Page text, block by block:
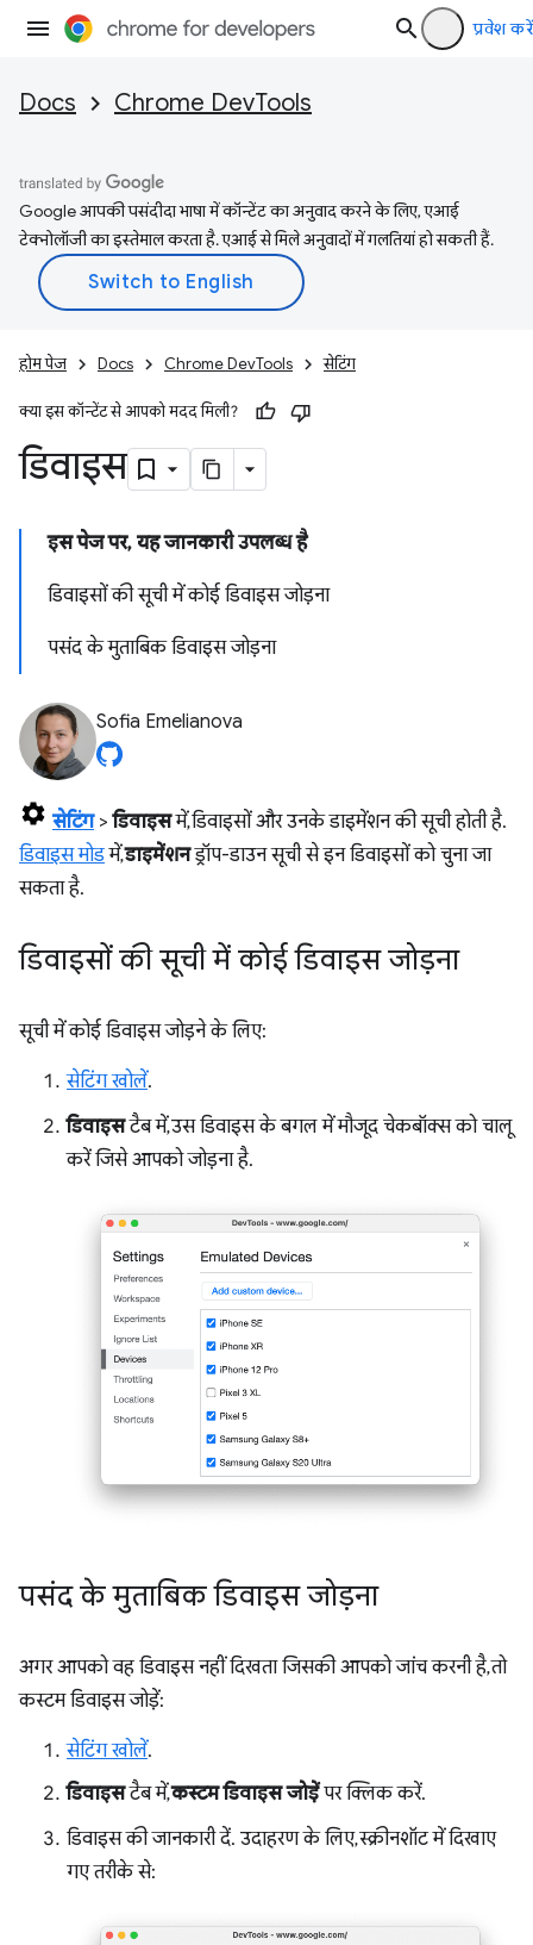
प्रवेश करें
Docs Chrome DevTools
Google आपकी पसंदीदा भाषा में कॉन्टेंट का अनुवाद करने के लिए, एआई
टेक्नोलॉजी का इस्तेमाल करता है. एआई से मिले अनुवादों में गलतियां हो सकती हैं.
होम पेज Docs Chrome DevTools सेटिंग
क्या इस कॉन्टेंट से आपको मदद मिली?
डिवाइस
इस पेज पर, यह जानकारी उपलब्ध है
डिवाइसों की सूची में कोई डिवाइस जोड़ना
पसंद के मुताबिक डिवाइस जोड़ना
Sofia Emelianova
सेटिंग>डिवाइसमें, डिवाइसों और उनके डाइमेंशन की सूची होती है.
डिवाइस मोडमें,डाइमेंशनड्रॉप-डाउन सूची से इन डिवाइसों को चुना जा
सकता है.
डिवाइसों की सूची में कोई डिवाइस जोड़ना
सूची में कोई डिवाइस जोड़ने के लिए:
सेटिंग खोलें.
डिवाइसटैब में, उस डिवाइस के बगल में मौजूद चेकबॉक्स को चालू
करें जिसे आपको जोड़ना है.
पसंद के मुताबिक डिवाइस जोड़ना
अगर आपको वह डिवाइस नहीं दिखता जिसकी आपको जांच करनी है, तो
कस्टम डिवाइस जोड़ें:
सेटिंग खोलें.
डिवाइसटैब में,कस्टम डिवाइस जोड़ेंपर क्लिक करें.
डिवाइस की जानकारी दें. उदाहरण के लिए, स्क्रीनशॉट में दिखाए
गए तरीके से: